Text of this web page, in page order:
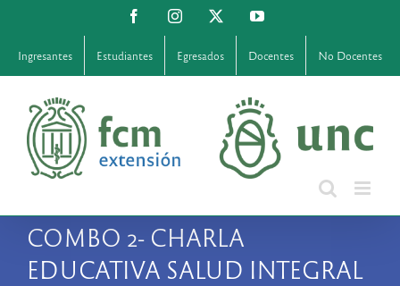
contenido
FacebookInstagram YouTube
Ingresantes Estudiantes Egresados Docentes No Docentes
COMBO 2- CHARLA
EDUCATIVA SALUD INTEGRAL